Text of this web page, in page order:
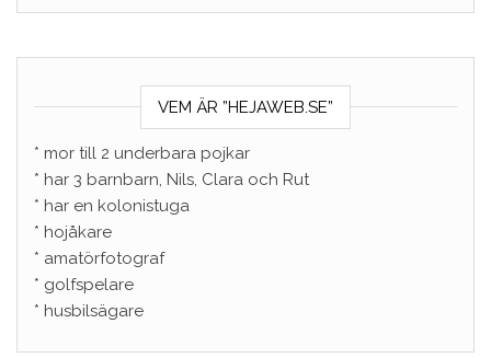
VEM ÄR ”HEJAWEB.SE”
* mor till 2 underbara pojkar
* har 3 barnbarn, Nils, Clara och Rut
* har en kolonistuga
* hojåkare
* amatörfotograf
* golfspelare
* husbilsägare